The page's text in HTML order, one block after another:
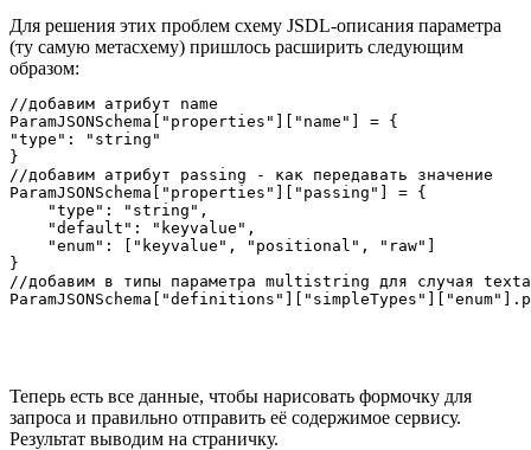
Для решения этих проблем схему JSDL-описания параметра
(ту самую метасхему) пришлось расширить следующим
образом:
//добавим атрибут name
ParamJSONSchema["properties"]["name"] = {
"type": "string"
}
//добавим атрибут passing - как передавать значение
ParamJSONSchema["properties"]["passing"] = {
    "type": "string",
    "default": "keyvalue",
    "enum": ["keyvalue", "positional", "raw"]
}
//добавим в типы параметра multistring для случая
Теперь есть все данные, чтобы нарисовать формочку для
запроса и правильно отправить её содержимое сервису.
Результат выводим на страничку.